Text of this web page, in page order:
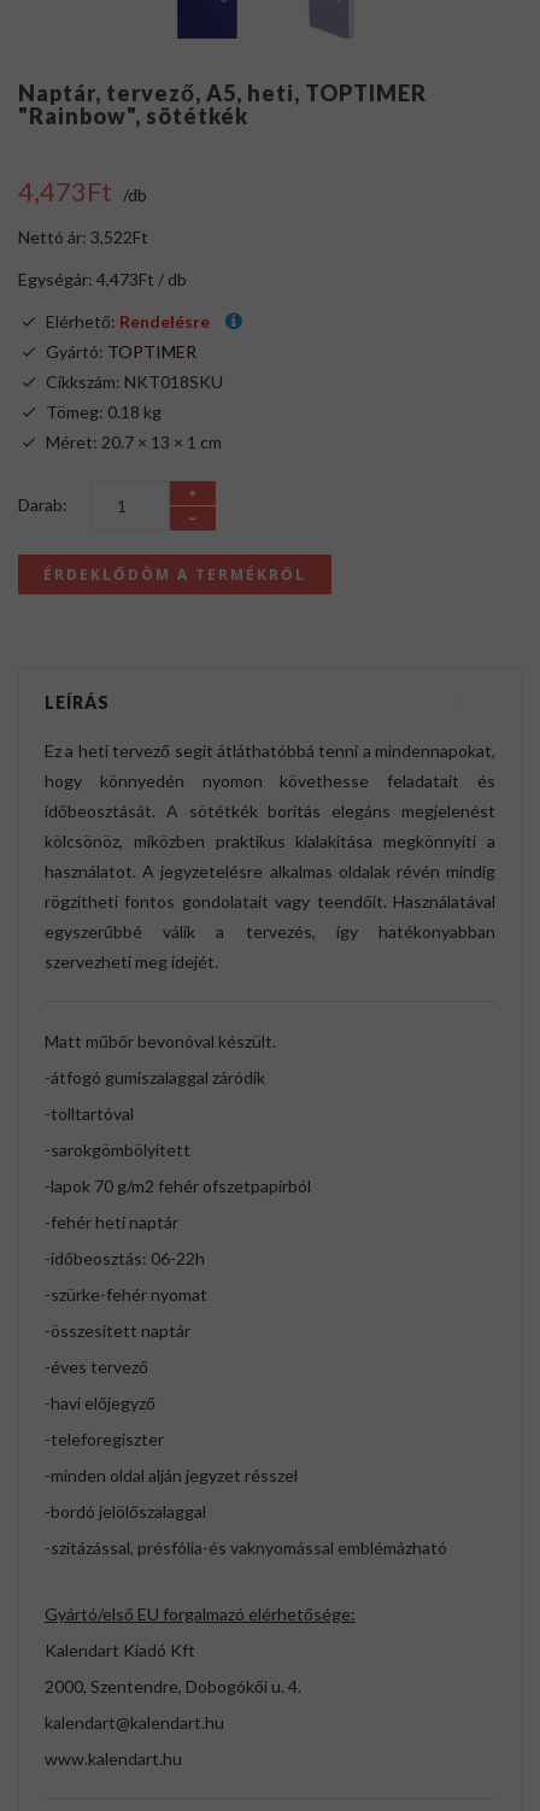
Naptár, tervező, A5, heti, TOPTIMER
"Rainbow", sötétkék
4,473Ft /db
Nettó ár: 3,522Ft
Egységár: 4,473Ft / db
Elérhető: Rendelésre
Gyártó: TOPTIMER
Cikkszám: NKT018SKU
Tömeg: 0.18 kg
Méret: 20.7 × 13 × 1 cm
Darab:
ÉRDEKLŐDÖM A TERMÉKRŐL
LEÍRÁS
Ez a heti tervező segít átláthatóbbá tenni a mindennapokat,
hogy könnyedén nyomon követhesse feladatait és
időbeosztását. A sötétkék borítás elegáns megjelenést
kölcsönöz, miközben praktikus kialakítása megkönnyíti a
használatot. A jegyzetelésre alkalmas oldalak révén mindig
rögzítheti fontos gondolatait vagy teendőit. Használatával
egyszerűbbé válik a tervezés, így hatékonyabban
szervezheti meg idejét.
Matt műbőr bevonóval készült.
-átfogó gumiszalaggal záródik
-tolltartóval
-sarokgömbölyített
-lapok 70 g/m2 fehér ofszetpapírból
-fehér heti naptár
-időbeosztás: 06-22h
-szürke-fehér nyomat
-összesített naptár
-éves tervező
-havi előjegyző
-teleforegiszter
-minden oldal alján jegyzet résszel
-bordó jelölőszalaggal
-szitázással, présfólia-és vaknyomással emblémázható
Gyártó/első EU forgalmazó elérhetősége:
Kalendart Kiadó Kft
2000, Szentendre, Dobogókői u. 4.
kalendart@kalendart.hu
www.kalendart.hu